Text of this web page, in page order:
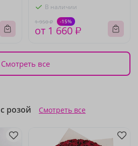
В наличии
1 950 ₽ -15%
от 1 660 ₽
Смотреть все
розой Смотреть все